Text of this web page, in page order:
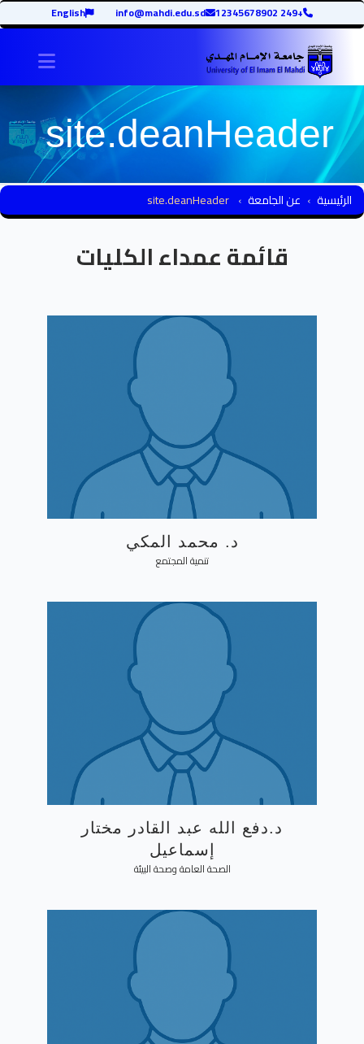
+249 12345678902
info@mahdi.edu.sd
English
site.deanHeader
الرئيسية عن الجامعة
قائمة عمداء الكليات
د. محمد المكي
تنمية المجتمع
د.دفع الله عبد القادر مختار
إسماعيل
الصحة العامة وصحة البيئة